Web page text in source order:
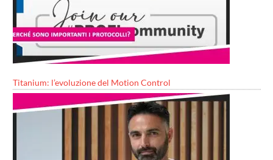
Titanium: l’evoluzione del Motion Control